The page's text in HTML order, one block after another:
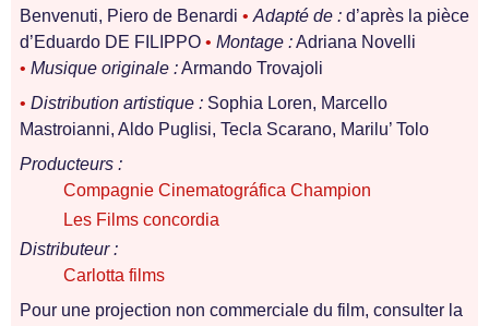
Benvenuti, Piero de Benardi • Adapté de : d’après la pièce
d’Eduardo DE FILIPPO • Montage :Adriana Novelli
• Musique originale :Armando Trovajoli
• Distribution artistique : Sophia Loren, Marcello
Mastroianni, Aldo Puglisi, Tecla Scarano, Marilu’ Tolo
Producteurs :
Compagnie Cinematográfica Champion
Les Films concordia
Distributeur :
Carlotta films
Pour une projection non commerciale du film, consulter la